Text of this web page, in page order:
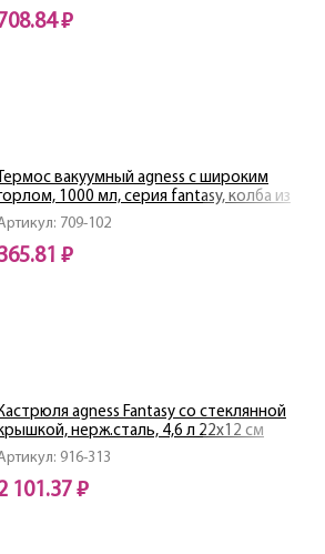
₽
709-102
Термос вакуумный agness с широким
1000 мл, серия fantasy, колба из
нерж. стали
₽
916-313
agness Fantasy со стеклянной
нерж.сталь, 4,6 л 22х12 см
101.37 ₽